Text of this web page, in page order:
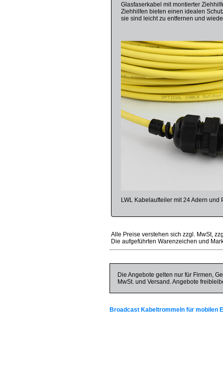
Glasfaserkabel mit montierter
Ziehhilfen bieten einen idealen
sie sind leicht zu entfernen und
LWL Kabelaufteiler mit 24 Adern und
Alle Preise verstehen sich zzgl. MwSt,
Die aufgeführten Warenzeichen und
Die Angebote gelten nur für Firmen,
MwSt. und Versand. Angebote
Broadcast Kabeltrommeln für mobilen